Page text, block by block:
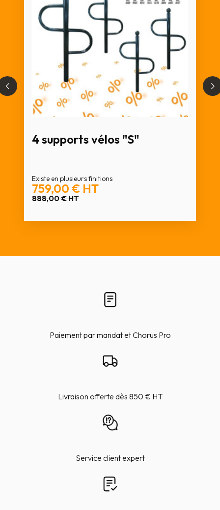
4 supports vélos "S"
Existe en plusieurs finitions
759,00 € HT
888,00 €HT
Paiement par mandat et Chorus Pro
Livraison offerte dès 850 € HT
Service client expert